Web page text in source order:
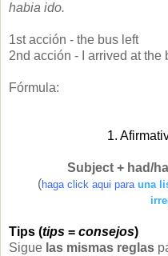
habia ido.
1st acción - the bus left
2nd acción - I arrived at the
Fórmula:
1.
Subject + had/
(haga click aqui para una
Tips (tips =consejos)
Sigue las mismas reglas